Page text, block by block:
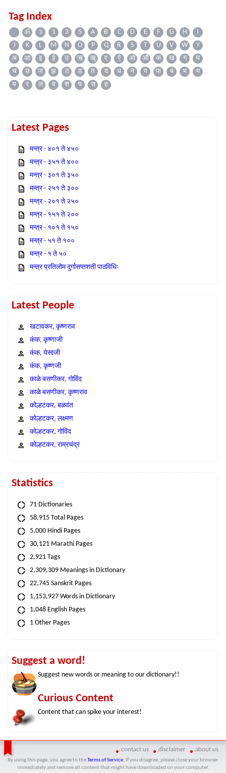
Tag Index
. ॐ ॥ 1 3 5 A B C D E F G H
I
J
K L M N O P Q R S T U V W
Y
अ
आ इ ई उ ऋ ॠ ए ऐ ओ औ क ख ग
घ
च
छ ज झ ठ ड त द ध न प फ ब भ
म
य
र ल व श ष स ह
Latest Pages
मन्त्र - ४०१ ते ४५०
मन्त्र - ३५१ ते ४००
मन्त्र - ३०१ ते ३५०
मन्त्र - २५१ ते ३००
मन्त्र - २०१ ते २५०
मन्त्र - १५१ ते २००
मन्त्र - १०१ ते १५०
मन्त्र - ५१ ते १००
मन्त्र - १ ते ५०
मन्त्र प्रतिलोम दुर्गासप्तशती पाठविधिः
Latest People
खटावकर, कृष्णराव
कंक, कृष्णाजी
कंक, येसाजी
कंक, कृष्णजी
काळे बसणीकर, गोविंद
काळे बसणीकर, कृष्णराव
कोल्हटकर, बळवंत
कोल्हटकर, लक्ष्मण
कोल्हटकर, गोविंद
कोल्हटकर, राम्रचंद्र
Statistics
71 Dictionaries
58,915 Total Pages
5,000 Hindi Pages
30,121 Marathi Pages
2,921 Tags
2,309,309 Meanings in Dictionary
22,745 Sanskrit Pages
1,153,927 Words in Dictionary
1,048 English Pages
1 Other Pages
Suggest a word!
Suggest new words or meaning to our dictionary!!
Curious Content
Content that can spike your interest!
contact us disclaimer about us
By using this page, you agree to theTerms of Service. If you disagree, please close your browser
immediately and remove all content that might have downloaded on your computer.